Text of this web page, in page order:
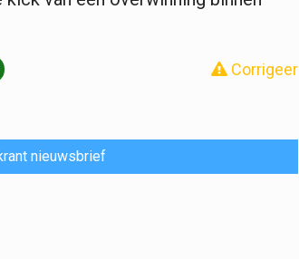
Corrigeer
nieuwsbrief